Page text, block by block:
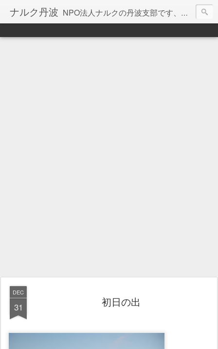
ナルク丹波 NPO法人ナルクの丹波支部です、いろんな活動を記録しています
DEC
31 初日の出